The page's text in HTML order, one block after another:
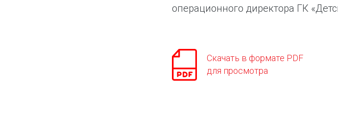
операционного директора ГК
Скачать в формате PDF
для просмотра